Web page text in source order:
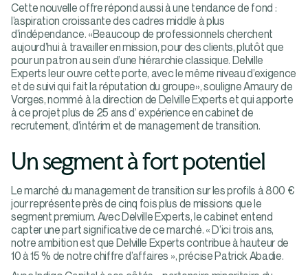
Cette nouvelle offre répond aussi à une tendance de fond :
l’aspiration croissante des cadres middle à plus
d’indépendance. «Beaucoup de professionnels cherchent
aujourd’hui à travailler en mission, pour des clients, plutôt que
pour un patron au sein d’une hiérarchie classique. Delville
Experts leur ouvre cette porte, avec le même niveau d’exigence
et de suivi qui fait la réputation du groupe», souligne Amaury de
Vorges, nommé à la direction de Delville Experts et qui apporte
à ce projet plus de 25 ans d’ expérience en cabinet de
recrutement, d’intérim et de management de transition.
Un segment à fort potentiel
Le marché du management de transition sur les profils à 800 €
jour représente près de cinq fois plus de missions que le
segment premium. Avec Delville Experts, le cabinet entend
capter une part significative de ce marché. « D’ici trois ans,
notre ambition est que Delville Experts contribue à hauteur de
10 à 15 % de notre chiffre d’affaires », précise Patrick Abadie.